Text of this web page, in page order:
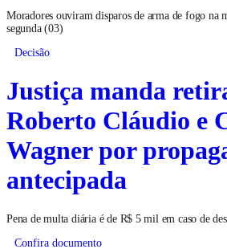
Moradores ouviram disparos de arma de fogo na
segunda (03)
Decisão
Justiça manda
Roberto Cláudio e
Wagner por
antecipada
Pena de multa diária é de R$ 5 mil em caso de
Confira documento